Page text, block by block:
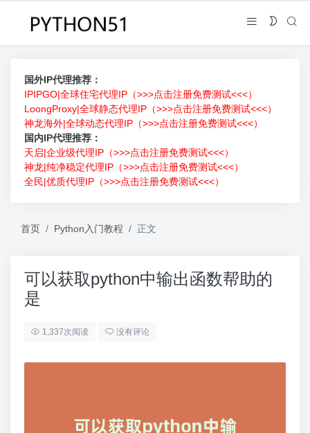
国外IP代理推荐：
IPIPGO|全球住宅代理IP（>>>点击注册免费测试<<<）
LoongProxy|全球静态代理IP（>>>点击注册免费测试<<<）
神龙海外|全球动态代理IP（>>>点击注册免费测试<<<）
国内IP代理推荐：
天启|企业级代理IP（>>>点击注册免费测试<<<）
神龙|纯净稳定代理IP（>>>点击注册免费测试<<<）
全民|优质代理IP（>>>点击注册免费测试<<<）
首页 Python入门教程 正文
可以获取python中输出函数帮助的
是
1,337次阅读 没有评论